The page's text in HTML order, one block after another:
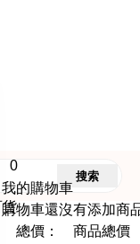
0
我的購物車
購物車還沒有添加商
總價： 商品總價
搜索